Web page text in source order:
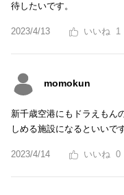
待したいです。
2023/4/13 1
momokun
新千歳空港にもドラえもん
しめる施設になるといいで
2023/4/14 0